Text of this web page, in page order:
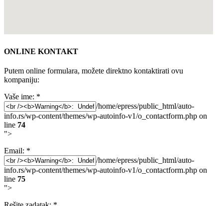
ONLINE KONTAKT
Putem online formulara, možete direktno kontaktirati ovu
kompaniju:
Vaše ime: *
/home/epress/public_html/auto-
info.rs/wp-content/themes/wp-autoinfo-v1/o_contactform.php on
line 74
">
Email: *
/home/epress/public_html/auto-
info.rs/wp-content/themes/wp-autoinfo-v1/o_contactform.php on
line 75
">